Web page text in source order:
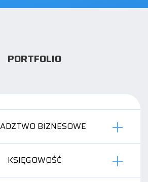
PORTFOLIO
BIZNESOWE
KSIĘGOWOŚĆ